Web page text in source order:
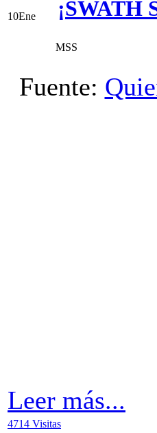
10Ene ¡SWATH
MSS
Fuente:
Leer más...
4714 Visitas